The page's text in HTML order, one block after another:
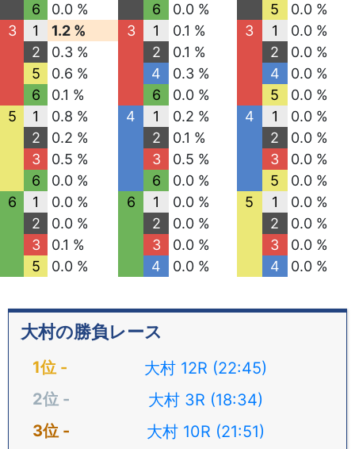
6
0.0 %
3
1
1.2 %
2
0.3 %
5
0.6 %
6
0.1 %
5
1
0.8 %
2
0.2 %
3
0.5 %
6
0.0 %
6
1
0.0 %
2
0.0 %
3
0.1 %
5
0.0 %
6
0.0 %
3
1
0.1 %
2
0.1 %
4
0.3 %
6
0.0 %
4
1
0.2 %
2
0.1 %
3
0.5 %
6
0.0 %
6
1
0.0 %
2
0.0 %
3
0.0 %
4
0.0 %
5
0.0 %
3
1
0.0 %
2
0.0 %
4
0.0 %
5
0.0 %
4
1
0.0 %
2
0.0 %
3
0.0 %
5
0.0 %
5
1
0.0 %
2
0.0 %
3
0.0 %
4
0.0 %
大村の勝負レース
大村 12R (22:45)
大村 3R (18:34)
大村 10R (21:51)